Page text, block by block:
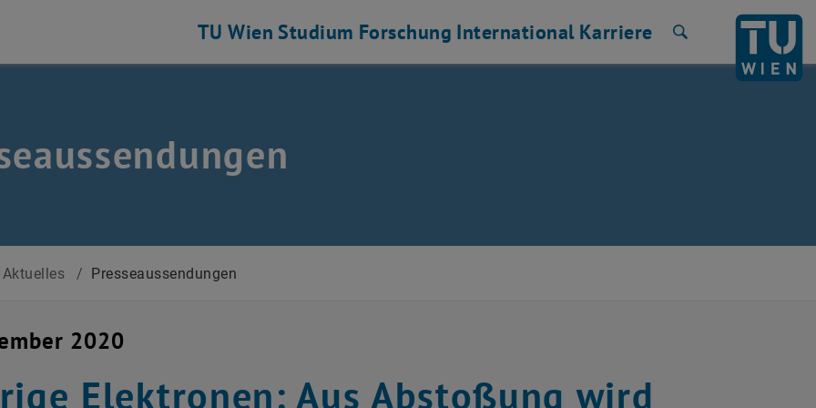
TU Wien Studium Forschung International Karriere
Aktuelles / Presseaussendungen
2020
Elektronen: Aus Abstoßung wird